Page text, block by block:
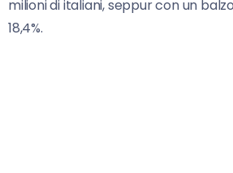
milioni di italiani, seppur con un
18,4%.